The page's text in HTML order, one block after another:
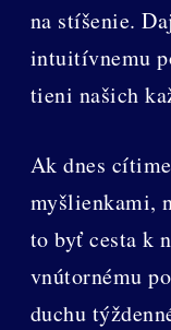
na stíšenie.
intuitívnemu
tieni našich
Ak dnes
myšlienkami,
to byť cesta k
vnútornému
duchu